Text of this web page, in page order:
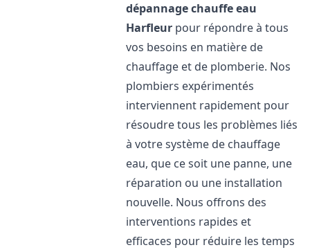
dépannage chauffe eau
Harfleur pour répondre à tous
vos besoins en matière de
chauffage et de plomberie. Nos
plombiers expérimentés
interviennent rapidement pour
résoudre tous les problèmes liés
à votre système de chauffage
eau, que ce soit une panne, une
réparation ou une installation
nouvelle. Nous offrons des
interventions rapides et
efficaces pour réduire les temps